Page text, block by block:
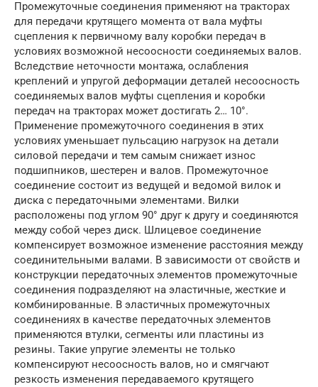
Промежуточные соединения применяют на тракторах
для передачи крутящего момента от вала муфты
сцепления к первичному валу коробки передач в
условиях возможной несоосности соединяемых валов.
Вследствие неточности монтажа, ослабления
креплений и упругой деформации деталей несоосность
соединяемых валов муфты сцепления и коробки
передач на тракторах может достигать 2… 10°.
Применение промежуточного соединения в этих
условиях уменьшает пульсацию нагрузок на детали
силовой передачи и тем самым снижает износ
подшипников, шестерен и валов. Промежуточное
соединение состоит из ведущей и ведомой вилок и
диска с передаточными элементами. Вилки
расположены под углом 90° друг к другу и соединяются
между собой через диск. Шлицевое соединение
компенсирует возможное изменение расстояния между
соединительными валами. В зависимости от свойств и
конструкции передаточных элементов промежуточные
соединения подразделяют на эластичные, жесткие и
комбинированные. В эластичных промежуточных
соединениях в качестве передаточных элементов
применяются втулки, сегменты или пластины из
резины. Такие упругие элементы не только
компенсируют несоосность валов, но и смягчают
резкость изменения передаваемого крутящего